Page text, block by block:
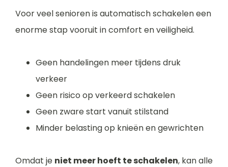
Voor veel senioren is automatisch schakelen een
enorme stap vooruit in comfort en veiligheid.
Geen handelingen meer tijdens druk
verkeer
Geen risico op verkeerd schakelen
Geen zware start vanuit stilstand
Minder belasting op knieën en gewrichten
Omdat je niet meer hoeft te schakelen, kan alle